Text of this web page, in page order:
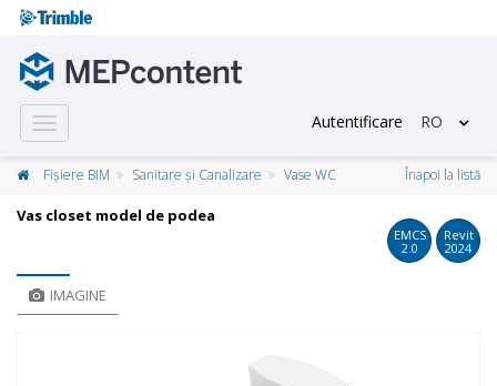
Toggle
navigation
Autentificare RO
Fișiere BIM Sanitare și Canalizare Vase WC Înapoi la listă
Vas closet model de podea
EMCS
2.0
Revit
2024
IMAGINE